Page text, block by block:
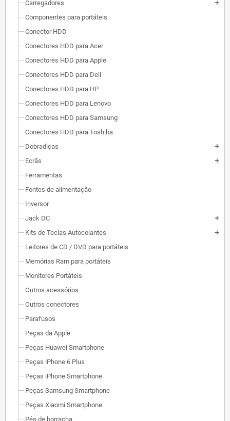
Carregadores add
Componentes para portáteis
Conector HDD
Conectores HDD para Acer
Conectores HDD para Apple
Conectores HDD para Dell
Conectores HDD para HP
Conectores HDD para Lenovo
Conectores HDD para Samsung
Conectores HDD para Toshiba
Dobradiças
add
Ecrãs add
Ferramentas
Fontes de alimentação
Inversor
Jack DC
add
Kits de Teclas Autocolantes add
Leitores de CD / DVD para portáteis
Memórias Ram para portáteis
Monitores Portáteis
Outros acessórios
Outros conectores
Parafusos
Peças da Apple
Peças Huawei Smartphone
Peças iPhone 6 Plus
Peças iPhone Smartphone
Peças Samsung Smartphone
Peças Xiaomi Smartphone
Pés de borracha